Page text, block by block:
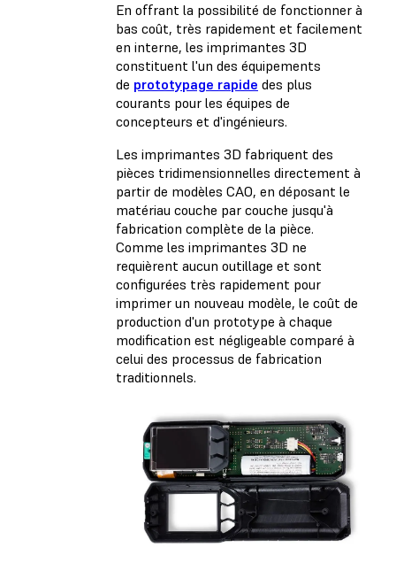
En offrant la possibilité de fonctionner à
bas coût, très rapidement et facilement
en interne, les imprimantes 3D
constituent l'un des équipements
de prototypage rapide des plus
courants pour les équipes de
concepteurs et d'ingénieurs.
Les imprimantes 3D fabriquent des
pièces tridimensionnelles directement à
partir de modèles CAO, en déposant le
matériau couche par couche jusqu'à
fabrication complète de la pièce.
Comme les imprimantes 3D ne
requièrent aucun outillage et sont
configurées très rapidement pour
imprimer un nouveau modèle, le coût de
production d'un prototype à chaque
modification est négligeable comparé à
celui des processus de fabrication
traditionnels.